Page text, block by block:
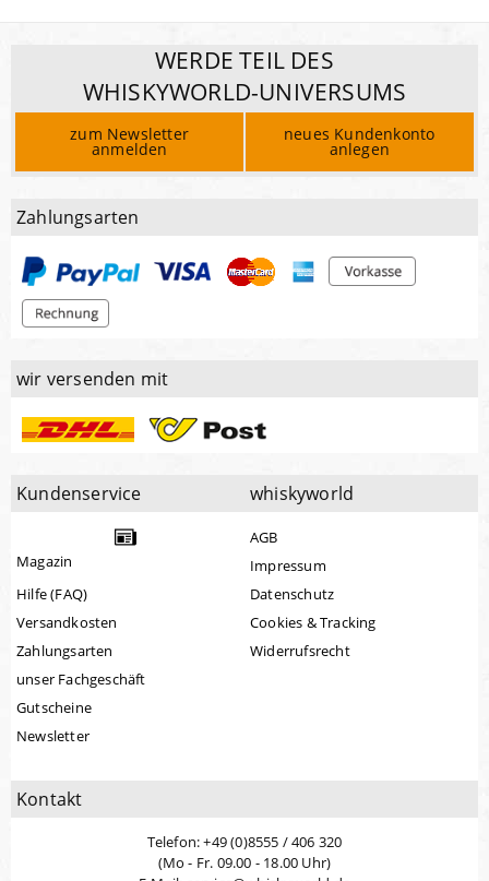
WERDE TEIL DES
WHISKYWORLD-UNIVERSUMS
zum Newsletter
anmelden
neues Kundenkonto
anlegen
Zahlungsarten
wir versenden mit
Kundenservice
Magazin
Hilfe (FAQ)
Versandkosten
Zahlungsarten
unser Fachgeschäft
Gutscheine
Newsletter
whiskyworld
AGB
Impressum
Datenschutz
Cookies & Tracking
Widerrufsrecht
Kontakt
Telefon: +49 (0)8555 / 406 320
(Mo - Fr. 09.00 - 18.00 Uhr)